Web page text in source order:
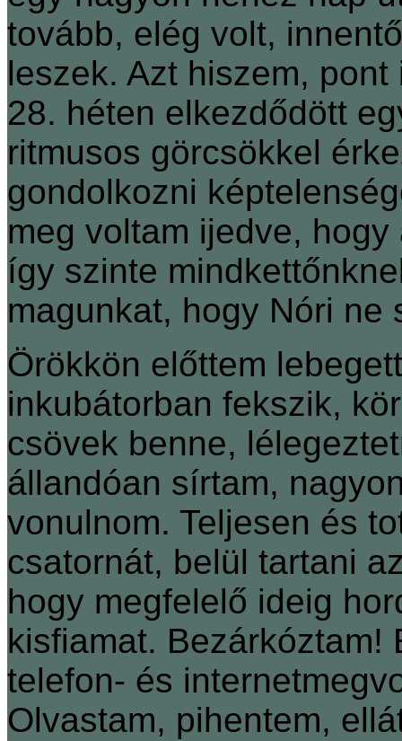
tovább, elég volt,
leszek. Azt hiszem,
28. héten elkezdődött
ritmusos görcsökkel
gondolkozni
meg voltam ijedve,
így szinte
magunkat, hogy Nóri ne
Örökkön előttem
inkubátorban fekszik,
csövek benne,
állandóan sírtam,
vonulnom. Teljesen és
csatornát, belül tartani
hogy megfelelő ideig
kisfiamat. Bezárkóztam!
telefon- és
Olvastam, pihentem,